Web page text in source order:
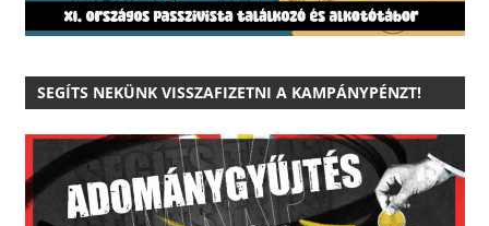
SEGÍTS NEKÜNK VISSZAFIZETNI A KAMPÁNYPÉNZT!